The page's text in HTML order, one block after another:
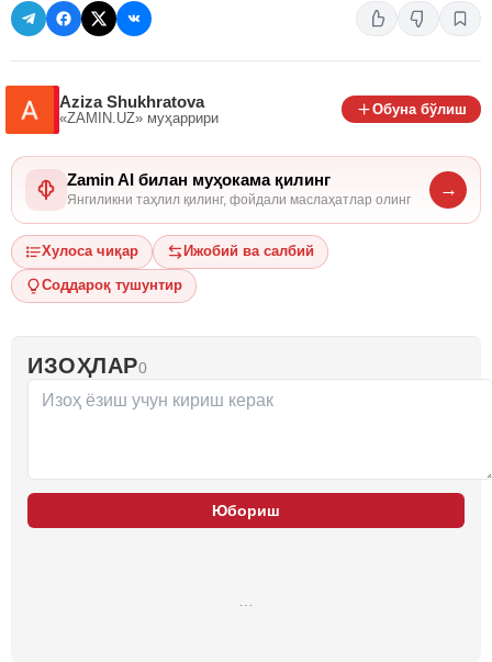
Aziza Shukhratova
«ZAMIN.UZ» муҳаррири
Обуна бўлиш
Zamin AI билан муҳокама қилинг
Янгиликни таҳлил қилинг, фойдали маслаҳатлар олинг
→
Хулоса чиқар Ижобий ва салбий
Соддароқ тушунтир
ИЗОҲЛАР0
Юбориш